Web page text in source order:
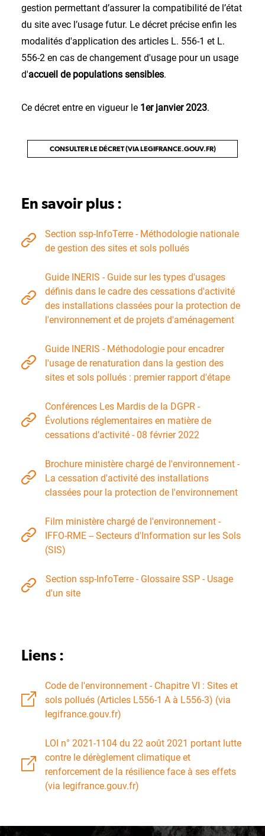
gestion permettant d’assurer la compatibilité de l’état
du site avec l’usage futur. Le décret précise enfin les
modalités d'application des articles L. 556-1 et L.
556-2 en cas de changement d'usage pour un usage
d'accueil de populations sensibles.
Ce décret entre en vigueur le 1er janvier 2023.
CONSULTER LE DÉCRET (VIA LEGIFRANCE.GOUV.FR)
En savoir plus :
Section ssp-InfoTerre - Méthodologie nationale
de gestion des sites et sols pollués
Guide INERIS - Guide sur les types d'usages
définis dans le cadre des cessations d'activité
des installations classées pour la protection de
l'environnement et de projets d'aménagement
Guide INERIS - Méthodologie pour encadrer
l'usage de renaturation dans la gestion des
sites et sols pollués : premier rapport d'étape
Conférences Les Mardis de la DGPR -
Évolutions réglementaires en matière de
cessations d’activité - 08 février 2022
Brochure ministère chargé de l'environnement -
La cessation d'activité des installations
classées pour la protection de l'environnement
Film ministère chargé de l'environnement -
IFFO-RME -- Secteurs d'Information sur les Sols
(SIS)
Section ssp-InfoTerre - Glossaire SSP - Usage
d'un site
Liens :
Code de l'environnement - Chapitre VI : Sites et
sols pollués (Articles L556-1 A à L556-3) (via
legifrance.gouv.fr)
LOI n° 2021-1104 du 22 août 2021 portant lutte
contre le dérèglement climatique et
renforcement de la résilience face à ses effets
(via legifrance.gouv.fr)